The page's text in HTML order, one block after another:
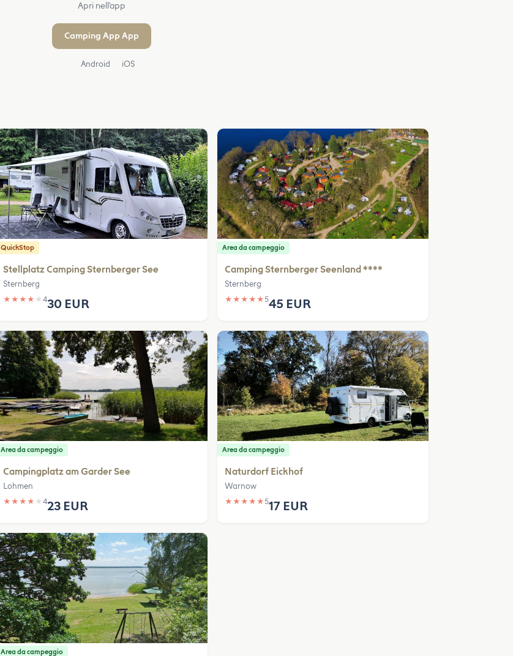
Apri nell'app
Camping App App
Android iOS
QuickStop
Stellplatz Camping Sternberger See
Sternberg
★ ★ ★ ★ ★430 EUR
Area da campeggio
Camping Sternberger Seenland ****
Sternberg
★ ★ ★ ★ ★545 EUR
Area da campeggio
Campingplatz am Garder See
Lohmen
★ ★ ★ ★ ★423 EUR
Area da campeggio
Naturdorf Eickhof
Warnow
★ ★ ★ ★ ★517 EUR
Area da campeggio